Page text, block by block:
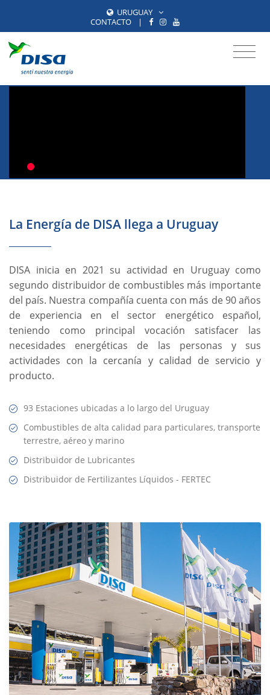
URUGUAY
CONTACTO
|
La Energía de DISA llega a Uruguay
DISA inicia en 2021 su actividad en Uruguay como
segundo distribuidor de combustibles más importante
del país. Nuestra compañía cuenta con más de 90 años
de experiencia en el sector energético español,
teniendo como principal vocación satisfacer las
necesidades energéticas de las personas y sus
actividades con la cercanía y calidad de servicio y
producto.
93 Estaciones ubicadas a lo largo del Uruguay
Combustibles de alta calidad para particulares, transporte
terrestre, aéreo y marino
Distribuidor de Lubricantes
Distribuidor de Fertilizantes Líquidos - FERTEC